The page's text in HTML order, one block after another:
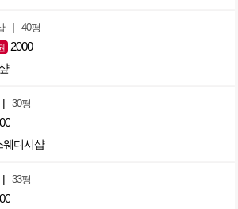
| 40평
2000
| 30평
웨디시샵
| 33평